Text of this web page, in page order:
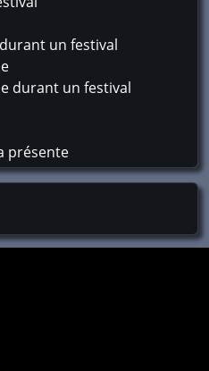
un festival
durant un festival
présente